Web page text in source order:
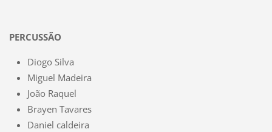
PERCUSSÃO
Diogo Silva
Miguel Madeira
João Raquel
Brayen Tavares
Daniel caldeira